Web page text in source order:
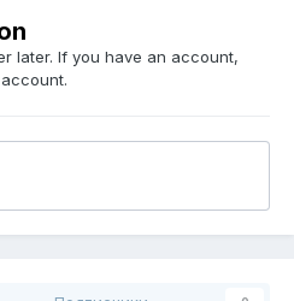
later. If you have an account,